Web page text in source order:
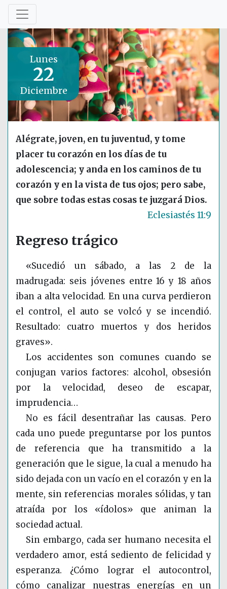
Lunes
22
Diciembre
Alégrate, joven, en tu juventud, y tome
placer tu corazón en los días de tu
adolescencia; y anda en los caminos de tu
corazón y en la vista de tus ojos; pero sabe,
que sobre todas estas cosas te juzgará Dios.
Eclesiastés 11:9
Regreso trágico
«Sucedió un sábado, a las 2 de la
madrugada: seis jóvenes entre 16 y 18 años
iban a alta velocidad. En una curva perdieron
el control, el auto se volcó y se incendió.
Resultado: cuatro muertos y dos heridos
graves».
Los accidentes son comunes cuando se
conjugan varios factores: alcohol, obsesión
por la velocidad, deseo de escapar,
imprudencia…
No es fácil desentrañar las causas. Pero
cada uno puede preguntarse por los puntos
de referencia que ha transmitido a la
generación que le sigue, la cual a menudo ha
sido dejada con un vacío en el corazón y en la
mente, sin referencias morales sólidas, y tan
atraída por los «ídolos» que animan la
sociedad actual.
Sin embargo, cada ser humano necesita el
verdadero amor, está sediento de felicidad y
esperanza. ¿Cómo lograr el autocontrol,
cómo canalizar nuestras energías en un